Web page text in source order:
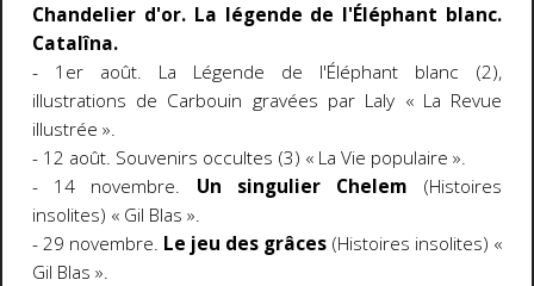
Chandelier d'or. La légende de l'Éléphant blanc.
Catalîna.
- 1er août. La Légende de l'Éléphant blanc (2),
illustrations de Carbouin gravées par Laly « La Revue
illustrée ».
- 12 août. Souvenirs occultes (3) « La Vie populaire ».
- 14 novembre.
Un singulier Chelem
(Histoires
insolites) « Gil Blas ».
- 29 novembre. Le jeu des grâces (Histoires insolites) «
Gil Blas ».